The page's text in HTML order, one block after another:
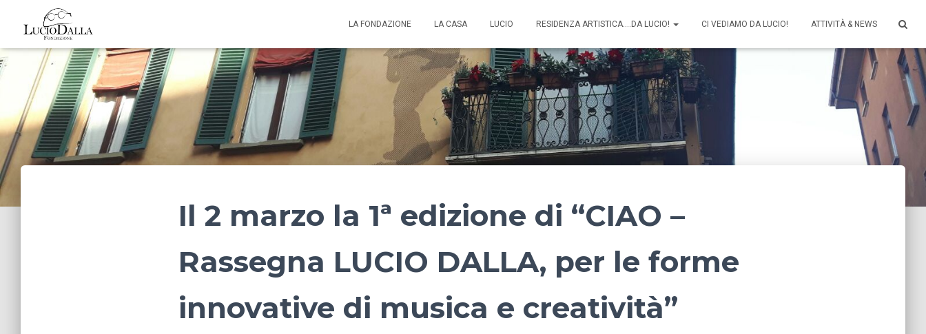
LA FONDAZIONE LA CASA LUCIO RESIDENZA ARTISTICA….DA LUCIO! CI VEDIAMO DA LUCIO! ATTIVITÀ & NEWS
Il 2 marzo la 1ª edizione di “CIAO –
Rassegna LUCIO DALLA, per le forme
innovative di musica e creatività”